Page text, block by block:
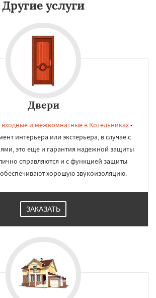
Другие услуги
Двери
входные и межкомнатные в Котельниках-
интерьера или экстерьера, в случае с
это еще и гарантия надежной защиты
справляются и с функцией защиты
хорошую звукоизоляцию.
ЗАКАЗАТЬ